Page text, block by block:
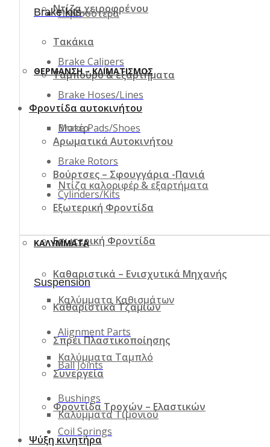
Ντίζα χειροφρένου
Τακάκια
Ταμπούρο & εξαρτήματα
Φροντίδα αυτοκινήτου
Αρωματικά Αυτοκινήτου
Βούρτσες – Σφουγγάρια -Πανιά
Εξωτερική Φροντίδα
Εσωτερική Φροντίδα
Καθαριστικά – Ενισχυτικά Μηχανής
Καθαριστικά Τζαμιών
Σπρέι Πλαστικοποίησης
Συνεργεία
Φροντίδα Τροχών – Ελαστικών
Ψύξη κινητήρα
Περισσότερα
ΘΈΡΜΑΝΣΗ – ΚΛΙΜΑΤΙΣΜΌΣ
Μοτέρ
Ντίζα καλοριφέρ & εξαρτήματα
ΚΑΛΎΜΜΑΤΑ
Καλύμματα Καθισμάτων
Καλύμματα Ταμπλό
Καλύμματα Τιμονιού
Brake kits
Brake Calipers
Brake Hoses/Lines
Brake Pads/Shoes
Brake Rotors
Cylinders/Kits
Suspension
Alignment Parts
Ball Joints
Bushings
Coil Springs